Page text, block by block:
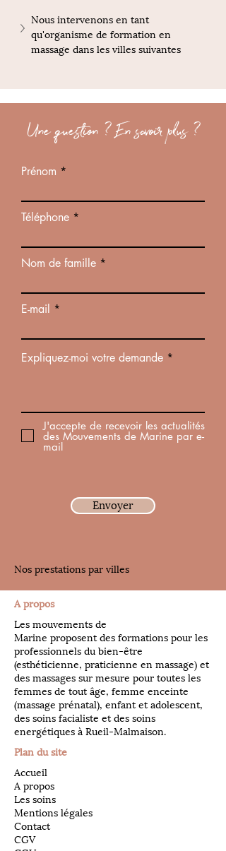
Nous intervenons en tant
qu'organisme de formation en
massage dans les villes suivantes
Une question ? En savoir plus ?
Prénom
Téléphone
Nom de famille
E-mail
Expliquez-moi votre demande
J'accepte de recevoir les actualités
des Mouvements de Marine par e-
mail
Envoyer
Nos prestations par villes
A propos
Les mouvements de
Marine proposent des formations pour les
professionnels du bien-être
(esthéticienne, praticienne en massage) et
des massages sur mesure pour toutes les
femmes de tout âge, femme enceinte
(massage prénatal), enfant et adolescent,
des soins facialiste et des soins
energétiques à Rueil-Malmaison.
Plan du site
Accueil
A propos
Les soins
Mentions légales
Contact
CGV